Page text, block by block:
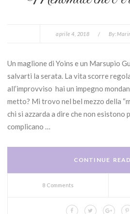
aprile 4, 2018 / By:
Un maglione di Yoins e un Marsupio
salvarti la serata. La vita scorre
all’improvviso hai un impegno
metto? Mi trovo nel bel mezzo della
chi si azzarda a dire che non esistono
complicano …
CONTINUE
8 Comments